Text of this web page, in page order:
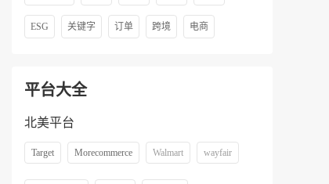
ESG 关键字 订单 跨境 电商
平台大全
北美平台
Target Morecommerce Walmart wayfair